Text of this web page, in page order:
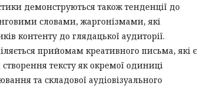
демонструються також тенденції до
словами, жаргонізмами, які
контенту до глядацької аудиторії.
прийомам креативного письма, які є
тексту як окремої одиниці
та складової аудіовізуального